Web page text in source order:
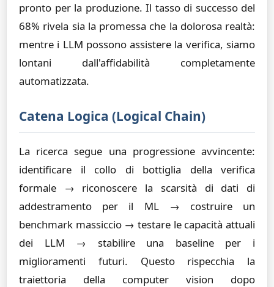
pronto per la produzione. Il tasso di successo del
68% rivela sia la promessa che la dolorosa realtà:
mentre i LLM possono assistere la verifica, siamo
lontani dall'affidabilità completamente
automatizzata.
Catena Logica (Logical Chain)
La ricerca segue una progressione avvincente:
identificare il collo di bottiglia della verifica
formale → riconoscere la scarsità di dati di
addestramento per il ML → costruire un
benchmark massiccio → testare le capacità attuali
dei LLM → stabilire una baseline per i
miglioramenti futuri. Questo rispecchia la
traiettoria della computer vision dopo